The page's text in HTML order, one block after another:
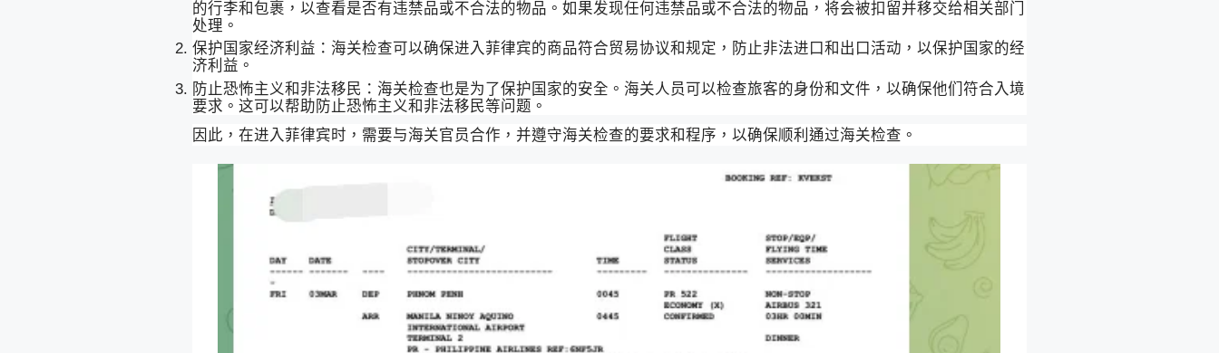
的行李和包裹，以查看是否有违禁品或不合法的物品。如果发现任何违禁品或不合法的物品，将会被扣留并移交给相关部门
处理。
保护国家经济利益：海关检查可以确保进入菲律宾的商品符合贸易协议和规定，防止非法进口和出口活动，以保护国家的经
济利益。
防止恐怖主义和非法移民：海关检查也是为了保护国家的安全。海关人员可以检查旅客的身份和文件，以确保他们符合入境
要求。这可以帮助防止恐怖主义和非法移民等问题。
因此，在进入菲律宾时，需要与海关官员合作，并遵守海关检查的要求和程序，以确保顺利通过海关检查。